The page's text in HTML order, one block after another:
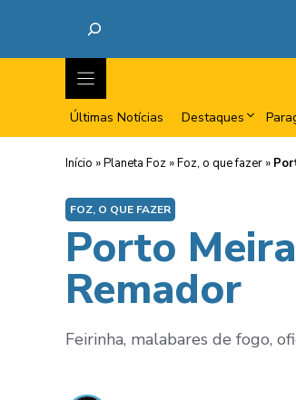
Últimas Notícias Destaques
Início »Planeta Foz »Foz, o que fazer »
FOZ, O QUE FAZER
Porto
Remador
Feirinha, malabares de fogo,